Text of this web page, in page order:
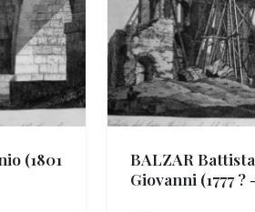
(1801
BALZAR Battista
Giovanni (1777 ?